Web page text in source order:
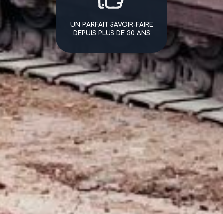
UN PARFAIT SAVOIR-FAIRE
DEPUIS PLUS DE 30 ANS